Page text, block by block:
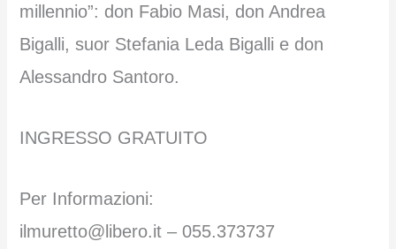
millennio”: don Fabio Masi, don Andrea
Bigalli, suor Stefania Leda Bigalli e don
Alessandro Santoro.
INGRESSO GRATUITO
Per Informazioni:
ilmuretto@libero.it – 055.373737